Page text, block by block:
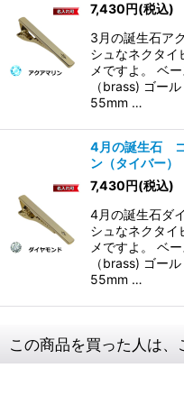
7,430円(税込)
3月の誕生石ア
シュなネクタイ
メですよ。 ベ
（brass) ゴー
55mm …
4月の誕生石
ン（タイバー）
7,430円(税込)
4月の誕生石ダ
シュなネクタイ
メですよ。 ベ
（brass) ゴー
55mm …
この商品を買った人は